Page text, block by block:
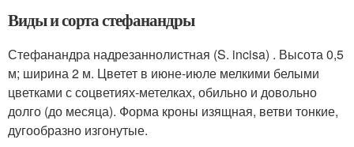
Виды и сорта стефанандры
Стефанандра надрезаннолистная (S. incisa) . Высота 0,5
м; ширина 2 м. Цветет в июне-июле мелкими белыми
цветками с соцветиях-метелках, обильно и довольно
долго (до месяца). Форма кроны изящная, ветви тонкие,
дугообразно изгонутые.